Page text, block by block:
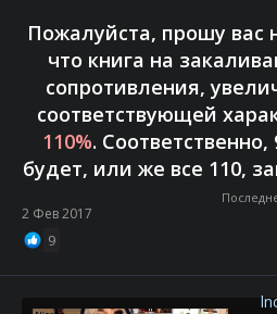
Пожалуйста, прошу вас
что книга на
сопротивления,
соответствующей
110%.
будет, или же все 110,
2 Фев 2017
9